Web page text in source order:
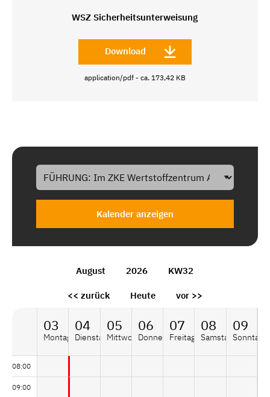
WSZ Sicherheitsunterweisung
Download
application/pdf - ca. 173,42 KB
Kalender anzeigen
August 2026 KW32
<< zurück Heute vor >>
08:00
09:00
03
Montag
04
Dienstag
05
Mittwoch
06
Donnerstag
07
Freitag
08
Samstag
09
Sonntag